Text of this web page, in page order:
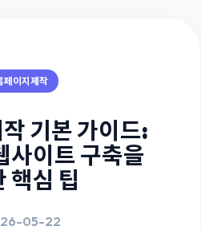
페이지제작
기본 가이드:
사이트 구축을
핵심 팁
05-22